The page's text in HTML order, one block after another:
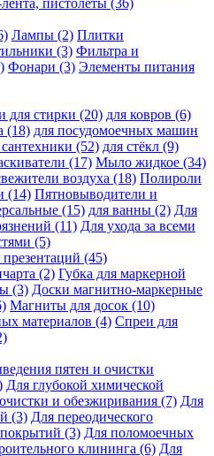
Лампы (2) Плитки
(3) Фильтра и
Фонари (3) Элементы питания
для стирки (20) для ковров (6)
(18) для посудомоечных машин
сантехники (52) для стёкл (9)
(17) Мыло жидкое (34)
воздуха (18) Полироли
(14) Пятновыводители и
(15) для ванны (2) Для
(11) Для ухода за всеми
(5)
(45)
(2) Губка для маркерной
(3) Доски магнитно-маркерные
Магниты для досок (10)
материалов (4) Спреи для
пятен и очистки
Для глубокой химической
и обезжиривания (7) Для
(3) Для переодического
(3) Для поломоечных
клининга (6) Для